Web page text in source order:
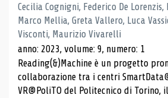
Cecilia Cognigni, Federico De
Marco Mellia, Greta Vallero, Luca
Visconti, Maurizio Vivarelli
anno: 2023, volume: 9, numero: 1
Reading(&)Machine è un progetto
collaborazione tra i centri
VR@PoliTO del Politecnico di Torino,